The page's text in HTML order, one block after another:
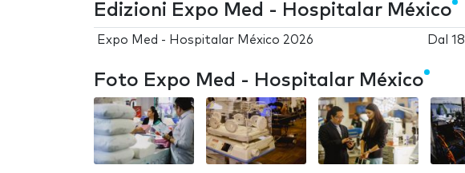
Edizioni Expo Med - Hospitalar México
Expo Med - Hospitalar México 2026 Dal18
Foto Expo Med - Hospitalar México